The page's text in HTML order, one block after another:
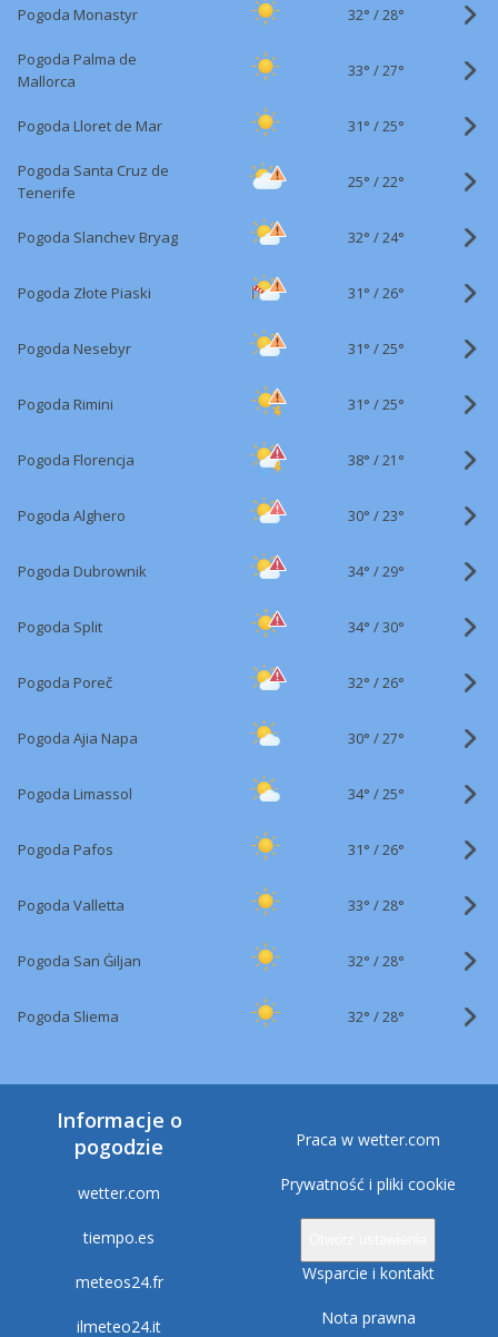
Pogoda Monastyr 32° /28°
Pogoda Palma de
Mallorca
33° /27°
Pogoda Lloret de Mar 31° /25°
Pogoda Santa Cruz de
Tenerife
25° /22°
Pogoda Slanchev Bryag 32° /24°
Pogoda Złote Piaski 31° /26°
Pogoda Nesebyr 31° /25°
Pogoda Rimini 31° /25°
Pogoda Florencja 38° /21°
Pogoda Alghero 30° /23°
Pogoda Dubrownik 34° /29°
Pogoda Split 34° /30°
Pogoda Poreč 32° /26°
Pogoda Ajia Napa 30° /27°
Pogoda Limassol 34° /25°
Pogoda Pafos 31° /26°
Pogoda Valletta 33° /28°
Pogoda San Ġiljan 32° /28°
Pogoda Sliema 32° /28°
Informacje o
pogodzie
wetter.com
tiempo.es
meteos24.fr
ilmeteo24.it
Praca w wetter.com
Prywatność i pliki cookie
Wsparcie i kontakt
Nota prawna